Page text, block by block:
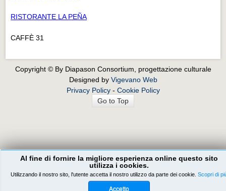
RISTORANTE LA PEÑA
CAFFÈ 31
Al fine di fornire la migliore esperienza online questo sito
utilizza i cookies.
Utilizzando il nostro sito, l'utente accetta il nostro utilizzo da parte dei cookie. Scopri di
Accetto
Copyright © By Diapason Consortium, progettazione culturale
Designed by Vigevano Web
Privacy Policy- Cookie Policy
Go to Top